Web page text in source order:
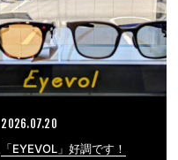
2026.07.20
「EYEVOL」好調です！